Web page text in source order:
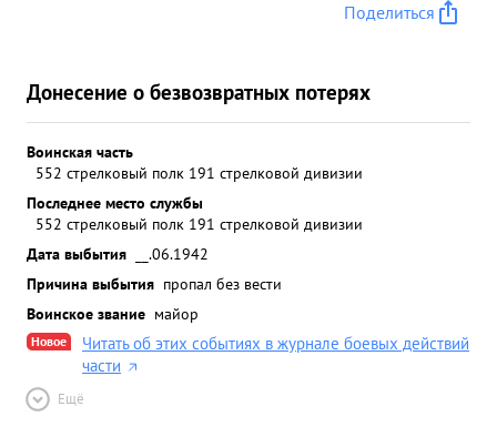
Поделиться
Донесение о безвозвратных потерях
Воинская часть
552 стрелковый полк 191 стрелковой дивизии
Последнее место службы
552 стрелковый полк 191 стрелковой дивизии
Дата выбытия
__.06.1942
Причина выбытия пропал без вести
Воинское звание майор
Новое
Читать об этих событиях в журнале боевых действий
части
Ещё